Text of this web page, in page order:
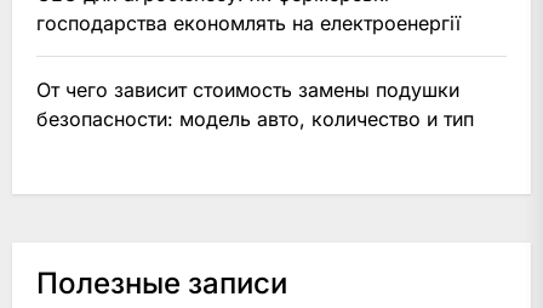
господарства економлять на електроенергії
От чего зависит стоимость замены подушки
безопасности: модель авто, количество и тип
Полезные записи